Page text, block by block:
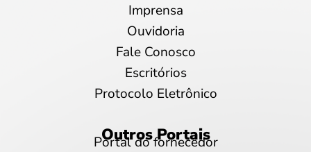
Imprensa
Ouvidoria
Fale Conosco
Escritórios
Protocolo Eletrônico
Outros Portais
Portal do fornecedor